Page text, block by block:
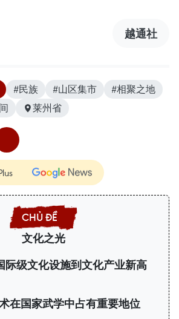
越通社
#民族 #山区集市
#相聚之地
莱州省
文化之光
际级文化设施到文化产业新高
在国家武学中占有重要地位